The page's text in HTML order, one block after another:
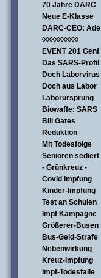
70 Jahre DARC
Neue E-Klasse
DARC-CEO: Ade
◊◊◊◊◊◊◊◊◊◊
EVENT 201 Genf
Das SARS-Profil
Doch Laborvirus
Doch aus Labor
Laborursprung
Biowaffe: SARS
Bill Gates
Reduktion
Mit Todesfolge
Senioren sediert
- Grünkreuz -
Covid Impfung
Kinder-Impfung
Test an Schulen
Impf Kampagne
Größerer-Busen
Bus-Geld-Strafe
Nebenwirkung
Kreuz-Impfung
Impf-Todesfälle